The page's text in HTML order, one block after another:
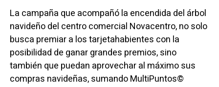
La campaña que acompañó la encendida del árbol
navideño del centro comercial Novacentro, no solo
busca premiar a los tarjetahabientes con la
posibilidad de ganar grandes premios, sino
también que puedan aprovechar al máximo sus
compras navideñas, sumando MultiPuntos©